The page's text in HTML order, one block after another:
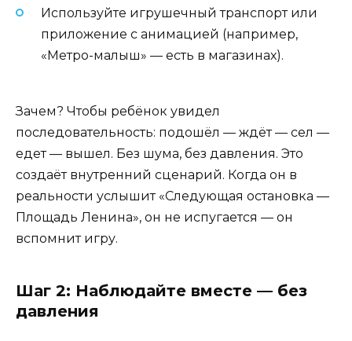
Используйте игрушечный транспорт или
приложение с анимацией (например,
«Метро-малыш» — есть в магазинах).
Зачем? Чтобы ребёнок увидел
последовательность: подошёл — ждёт — сел —
едет — вышел. Без шума, без давления. Это
создаёт внутренний сценарий. Когда он в
реальности услышит «Следующая остановка —
Площадь Ленина», он не испугается — он
вспомнит игру.
Шаг 2: Наблюдайте вместе — без
давления